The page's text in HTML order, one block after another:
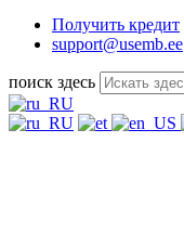
Получить кредит
support@usemb.ee
поиск здесь